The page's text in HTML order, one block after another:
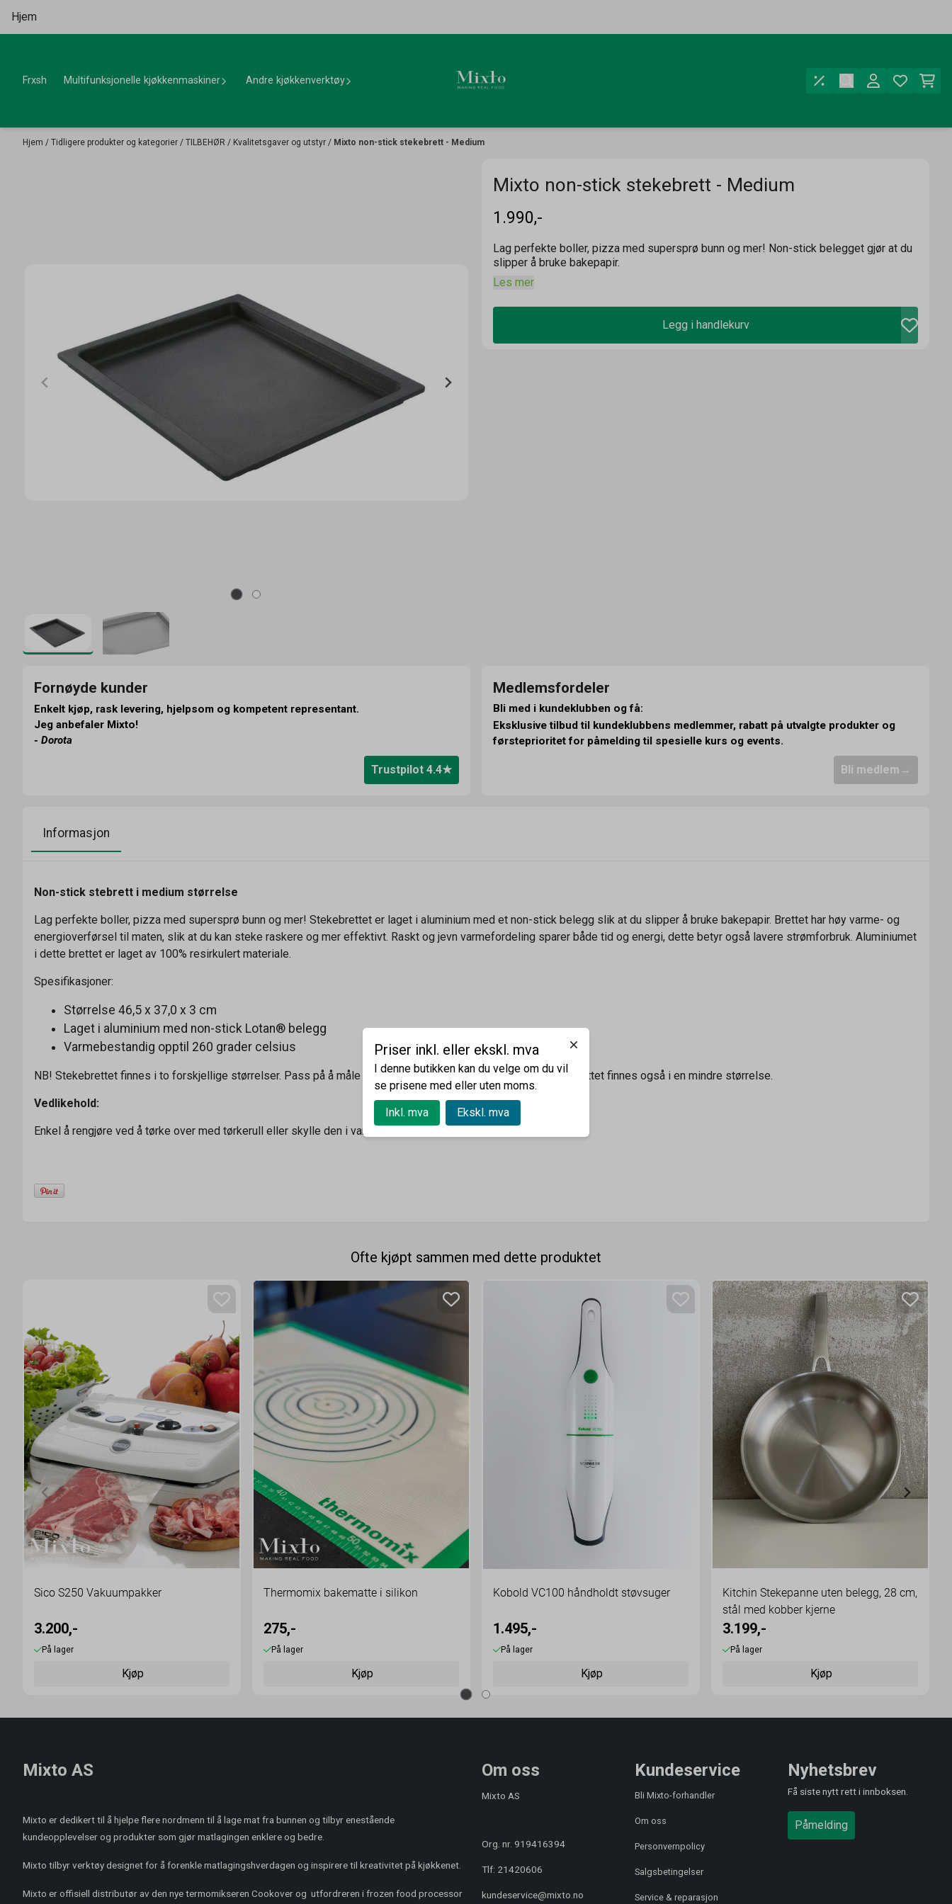
Hopp til innhold
Hjem
Frxsh Multifunksjonelle kjøkkenmaskiner Andre kjøkkenverktøy
Hjem / Tidligere produkter og kategorier / TILBEHØR / Kvalitetsgaver og utstyr / Mixto non-stick stekebrett - Medium
Mixto non-stick stekebrett - Medium
1.990,-
Lag perfekte boller, pizza med supersprø bunn og mer! Non-stick belegget gjør at du
slipper å bruke bakepapir.
Les mer
Legg i handlekurv
Fornøyde kunder
Enkelt kjøp, rask levering, hjelpsom og kompetent representant.
Jeg anbefaler Mixto!
- Dorota
Trustpilot 4.4
Medlemsfordeler
Bli med i kundeklubben og få:
Eksklusive tilbud til kundeklubbens medlemmer, rabatt på utvalgte produkter og
førsteprioritet for påmelding til spesielle kurs og events.
Bli medlem
Informasjon
Non-stick stebrett i medium størrelse
Lag perfekte boller, pizza med supersprø bunn og mer! Stekebrettet er laget i aluminium med et non-stick belegg slik at du slipper å bruke bakepapir. Brettet har høy varme- og
energioverførsel til maten, slik at du kan steke raskere og mer effektivt. Raskt og jevn varmefordeling sparer både tid og energi, dette betyr også lavere strømforbruk. Aluminiumet
i dette brettet er laget av 100% resirkulert materiale.
Spesifikasjoner:
Størrelse 46,5 x 37,0 x 3 cm
Laget i aluminium med non-stick Lotan® belegg
Varmebestandig opptil 260 grader celsius
NB! Stekebrettet finnes i to forskjellige størrelser. Pass på å måle din ovn for å sikre at stekebrettet passer. Brettet finnes også i en mindre størrelse.
Vedlikehold:
Enkel å rengjøre ved å tørke over med tørkerull eller skylle den i vann med litt såpe.
Ofte kjøpt sammen med dette produktet
Sico S250 Vakuumpakker
3.200,-
På lager
Kjøp
Thermomix bakematte i silikon
275,-
På lager
Kjøp
Kobold VC100 håndholdt støvsuger
1.495,-
På lager
Kjøp
Kitchin Stekepanne uten belegg, 28 cm,
stål med kobber kjerne
3.199,-
På lager
Kjøp
Mixto AS
Mixto er dedikert til å hjelpe flere nordmenn til å lage mat fra bunnen og tilbyr enestående
kundeopplevelser og produkter som gjør matlagingen enklere og bedre.
Mixto tilbyr verktøy designet for å forenkle matlagingshverdagen og inspirere til kreativitet på kjøkkenet.
Mixto er offisiell distributør av den nye termomikseren Cookover og utfordreren i frozen food processor
Om oss
Mixto AS
Org. nr. 919416394
Tlf: 21420606
kundeservice@mixto.no
Kundeservice
Bli Mixto-forhandler
Om oss
Personvernpolicy
Salgsbetingelser
Service & reparasjon
Nyhetsbrev
Få siste nytt rett i innboksen.
Påmelding
Priser inkl. eller ekskl. mva
I denne butikken kan du velge om du vil
se prisene med eller uten moms.
Inkl. mva
Ekskl. mva